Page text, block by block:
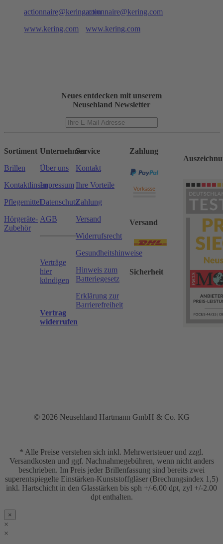
actionnaire@kering.com
www.kering.com
actionnaire@kering.com
www.kering.com
Neues entdecken mit unserem
Neusehland Newsletter
Sortiment
Brillen
Kontaktlinsen
Pflegemittel
Hörgeräte-
Zubehör
Unternehmen
Über uns
Impressum
Datenschutz
AGB
Verträge
hier
kündigen
Vertrag
widerrufen
Service
Kontakt
Ihre Vorteile
Zahlung
Versand
Widerrufsrecht
Gesundheitshinweise
Hinweis zum
Batteriegesetz
Erklärung zur
Barrierefreiheit
Zahlung
Versand
Sicherheit
© 2026 Neusehland Hartmann GmbH & Co. KG
* Alle Preise verstehen sich inkl. Mehrwertsteuer und zzgl.
Versandkosten und ggf. Nachnahmegebühren, wenn nicht anders
beschrieben. Im Preis jeder Brillenfassung sind bereits zwei
superentspiegelte Einstärken-Kunststoffgläser (Brechungsindex 1,5)
inkl. Hartschicht in den Glasstärken bis sph +/-6.00 dpt, zyl +/-2.00
dpt enthalten.
×
×
×